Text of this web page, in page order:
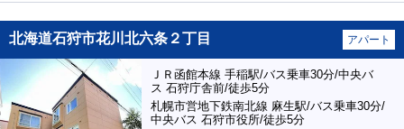
北海道石狩市花川北六条２丁目 アパート
ＪＲ函館本線 手稲駅/バス乗車30分/中央バ
ス 石狩庁舎前/徒歩5分
札幌市営地下鉄南北線 麻生駅/バス乗車30分/
中央バス 石狩市役所/徒歩5分